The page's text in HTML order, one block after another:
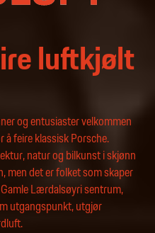
luftkjølt
og entusiaster velkommen
feire klassisk Porsche.
natur og bilkunst i skjønn
men det er folket som skaper
Lærdalsøyri sentrum,
utgangspunkt, utgjør